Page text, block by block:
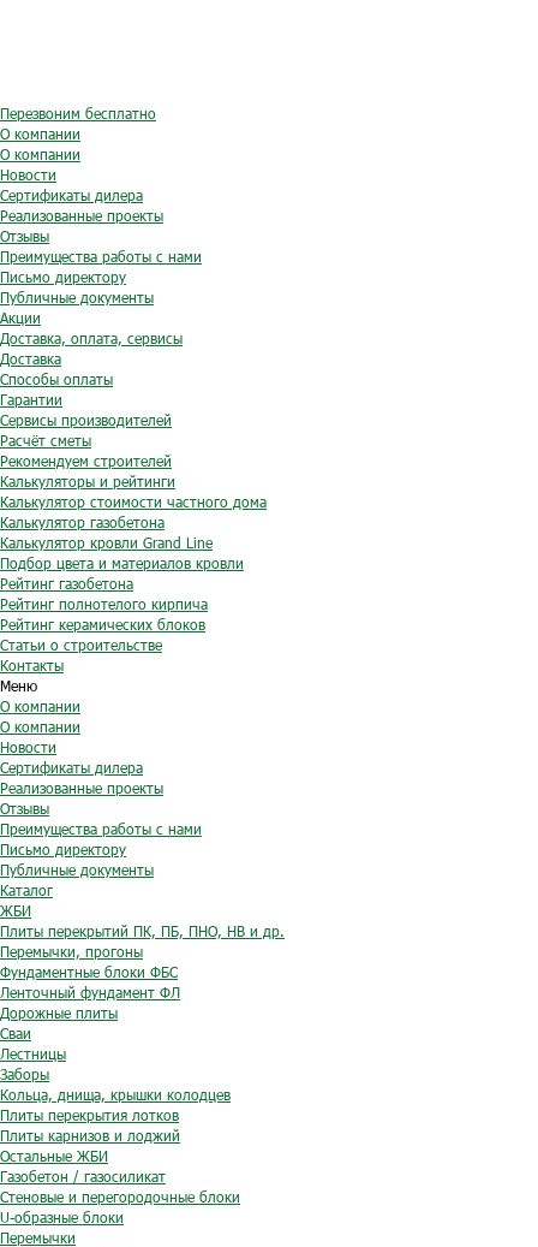
Перезвоним бесплатно
О компании
О компании
Новости
Сертификаты дилера
Реализованные проекты
Отзывы
Преимущества работы с нами
Письмо директору
Публичные документы
Акции
Доставка, оплата, сервисы
Доставка
Способы оплаты
Гарантии
Сервисы производителей
Расчёт сметы
Рекомендуем строителей
Калькуляторы и рейтинги
Калькулятор стоимости частного дома
Калькулятор газобетона
Калькулятор кровли Grand Line
Подбор цвета и материалов кровли
Рейтинг газобетона
Рейтинг полнотелого кирпича
Рейтинг керамических блоков
Статьи о строительстве
Контакты
Меню
О компании
О компании
Новости
Сертификаты дилера
Реализованные проекты
Отзывы
Преимущества работы с нами
Письмо директору
Публичные документы
Каталог
ЖБИ
Плиты перекрытий ПК, ПБ, ПНО, НВ и др.
Перемычки, прогоны
Фундаментные блоки ФБС
Ленточный фундамент ФЛ
Дорожные плиты
Сваи
Лестницы
Заборы
Кольца, днища, крышки колодцев
Плиты перекрытия лотков
Плиты карнизов и лоджий
Остальные ЖБИ
Газобетон / газосиликат
Стеновые и перегородочные блоки
U-образные блоки
Перемычки